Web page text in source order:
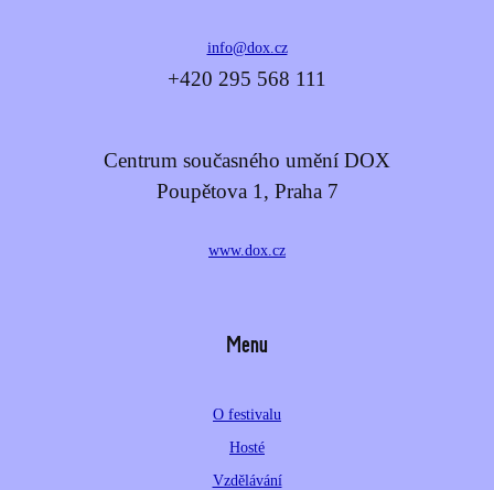
info@dox.cz
+420 295 568 111
Centrum současného umění DOX
Poupětova 1, Praha 7
www.dox.cz
Menu
O festivalu
Hosté
Vzdělávání